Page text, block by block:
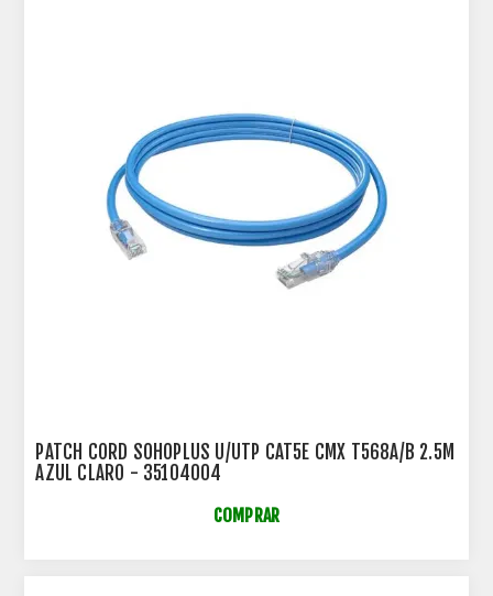
PATCH CORD SOHOPLUS U/UTP CAT5E CMX T568A/B 2.5M
AZUL CLARO - 35104004
COMPRAR